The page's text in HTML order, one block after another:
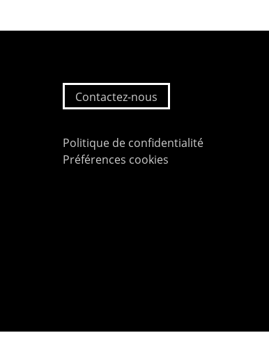
Contactez-nous
Politique de confidentialité
Préférences cookies